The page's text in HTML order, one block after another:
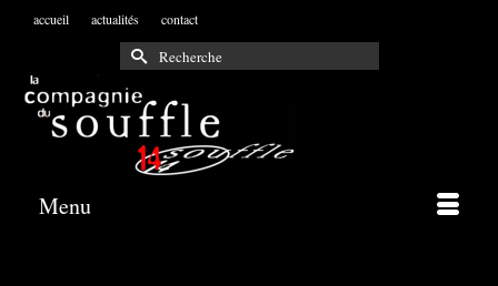
accueil actualités contact
Rechercher :
Menu